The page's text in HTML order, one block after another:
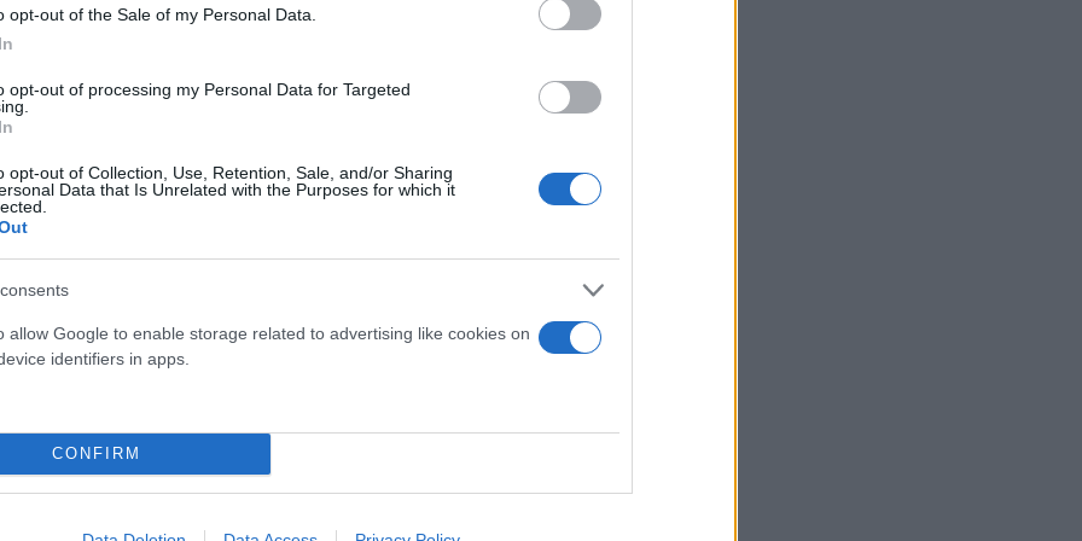
opt-out of the Sale of my Personal Data.
opt-out of processing my Personal Data for Targeted
opt-out of Collection, Use, Retention, Sale, and/or Sharing
Data that Is Unrelated with the Purposes for which it
allow Google to enable storage related to advertising like cookies on
identifiers in apps.
CONFIRM
οδηγοκεντρική φιλοσοφία. Ο οδηγός περιβάλλεται από έναν
και ένα εντυπωσιακό Head-Up Display επαυξημένης
λούζει την καμπίνα με φυσικό φως, ενώ τα premium
και εξαερισμού, μετατρέποντας κάθε μεγάλο ταξίδι
που κόβουν την ανάσαΚάτω από το εντυπωσιακό αμάξωμα
Στην κορυφαία του έκδοση, το 7GT εφοδιάζεται με δύο
των 646 ίππων, επιτρέποντας επιτάχυνση 0-100 χλμ./ώρα σε
του προσφέρει αυτονομία που αγγίζει τα 655
Όταν έρθει η ώρα για ανεφοδιασμό, η υπερταχεία
ρεκόρ.
αγορά